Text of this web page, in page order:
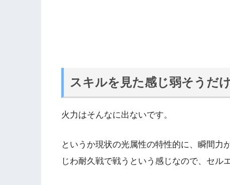
スキルを見た感じ弱そうだ
火力はそんなに出ないです。
というか現状の光属性の特性的に、瞬間力
じわ耐久戦で戦うという感じなので、セル